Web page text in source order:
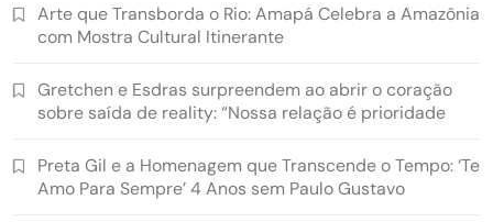
Arte que Transborda o Rio: Amapá Celebra a Amazônia
com Mostra Cultural Itinerante
Gretchen e Esdras surpreendem ao abrir o coração
sobre saída de reality: “Nossa relação é prioridade
Preta Gil e a Homenagem que Transcende o Tempo: ‘Te
Amo Para Sempre’ 4 Anos sem Paulo Gustavo